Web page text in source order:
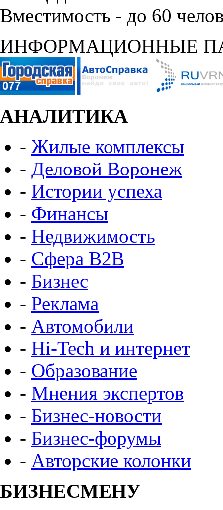
Вместимость - до 60
ИНФОРМАЦИОННЫЕ
АНАЛИТИКА
- Жилые комплексы
- Деловой Воронеж
- Истории успеха
- Финансы
- Недвижимость
- Сфера B2B
- Бизнес
- Реклама
- Автомобили
- Hi-Tech и интернет
- Образование
- Мнения экспертов
- Бизнес-новости
- Бизнес-форумы
- Авторские колонки
БИЗНЕСМЕНУ